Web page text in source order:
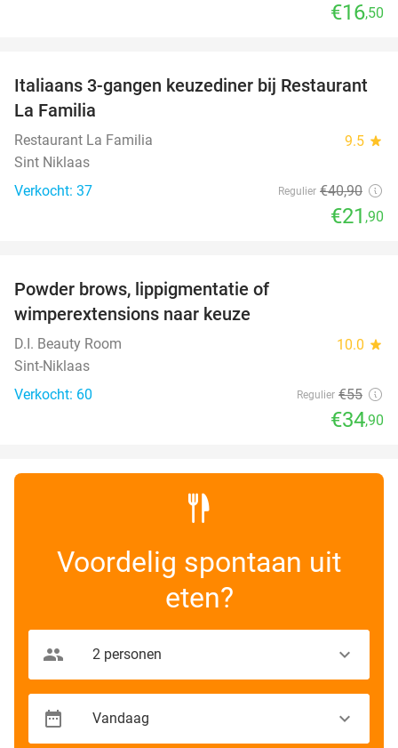
€16,50
46%
Italiaans 3-gangen keuzediner bij Restaurant
La Familia
Restaurant La Familia 9.5 star
Sint Niklaas
Verkocht: 37
Regulier €40,90
€21 ,90
Powder brows, lippigmentatie of
wimperextensions naar keuze
D.I. Beauty Room 10.0 star
Sint-Niklaas
Verkocht: 60
Regulier €55
€34,90
Voordelig spontaan uit
eten?